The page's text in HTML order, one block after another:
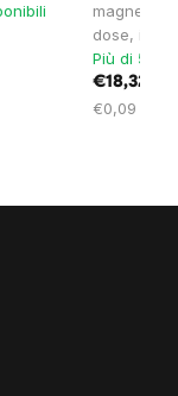
magnesio
dose,
Più di 5
€18,32
Prezzo
€0,09 / 1